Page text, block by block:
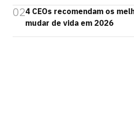
024 CEOs recomendam os
mudar de vida em 2026